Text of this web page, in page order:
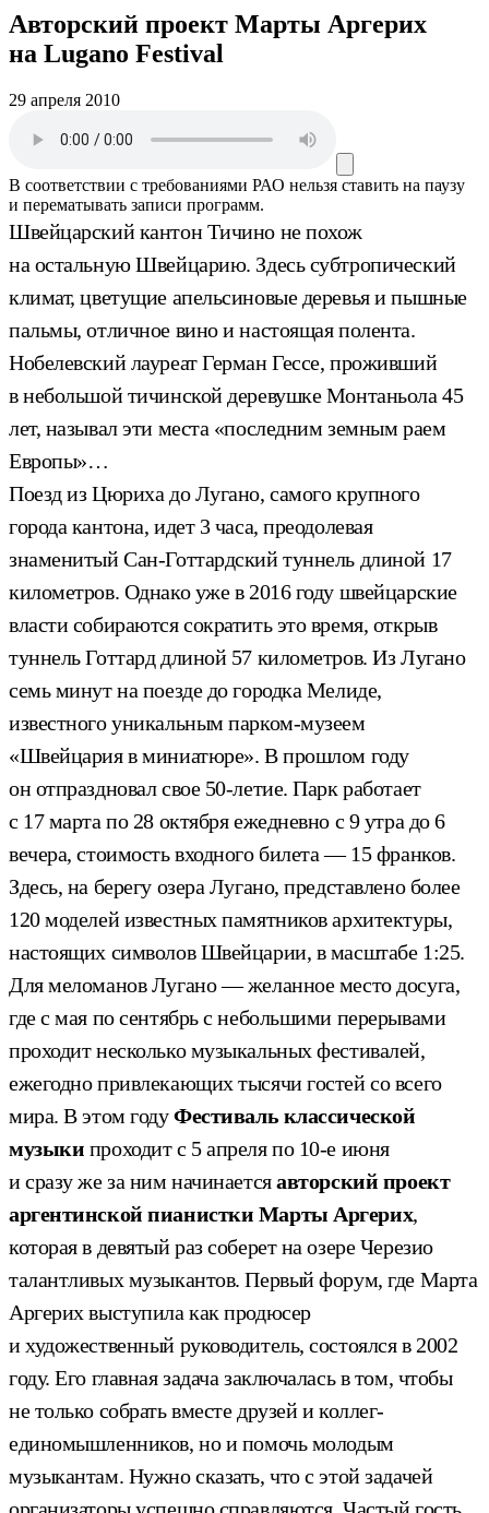
Авторский проект Марты Аргерих
на Lugano Festival
29 апреля 2010
В соответствии с требованиями РАО нельзя ставить на паузу
и перематывать записи программ.
Швейцарский кантон Тичино не похож
на остальную Швейцарию. Здесь субтропический
климат, цветущие апельсиновые деревья и пышные
пальмы, отличное вино и настоящая полента.
Нобелевский лауреат Герман Гессе, проживший
в небольшой тичинской деревушке Монтаньола 45
лет, называл эти места «последним земным раем
Европы»…
Поезд из Цюриха до Лугано, самого крупного
города кантона, идет 3 часа, преодолевая
знаменитый Сан-Готтардский туннель длиной 17
километров. Однако уже в 2016 году швейцарские
власти собираются сократить это время, открыв
туннель Готтард длиной 57 километров. Из Лугано
семь минут на поезде до городка Мелиде,
известного уникальным парком-музеем
«Швейцария в миниатюре». В прошлом году
он отпраздновал свое 50-летие. Парк работает
с 17 марта по 28 октября ежедневно с 9 утра до 6
вечера, стоимость входного билета — 15 франков.
Здесь, на берегу озера Лугано, представлено более
120 моделей известных памятников архитектуры,
настоящих символов Швейцарии, в масштабе 1:25.
Для меломанов Лугано — желанное место досуга,
где с мая по сентябрь с небольшими перерывами
проходит несколько музыкальных фестивалей,
ежегодно привлекающих тысячи гостей со всего
мира. В этом годуФестиваль классической
музыки проходит с 5 апреля по 10-е июня
и сразу же за ним начинаетсяавторский проект
аргентинской пианистки Марты Аргерих,
которая в девятый раз соберет на озере Черезио
талантливых музыкантов. Первый форум, где Марта
Аргерих выступила как продюсер
и художественный руководитель, состоялся в 2002
году. Его главная задача заключалась в том, чтобы
не только собрать вместе друзей и коллег-
единомышленников, но и помочь молодым
музыкантам. Нужно сказать, что с этой задачей